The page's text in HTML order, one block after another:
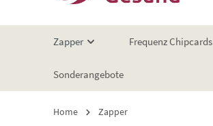
Zapper Frequenz Chipcards
Sonderangebote
Home Zapper